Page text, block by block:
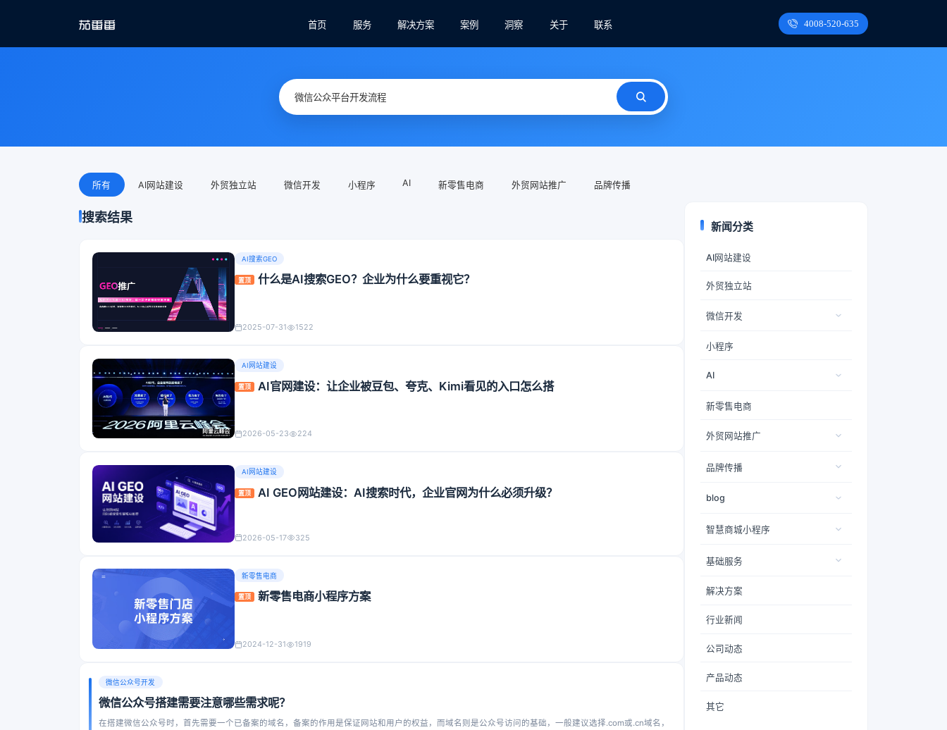
首页 服务 解决方案 案例 洞察 关于 联系 4008-520-635
所有 AI网站建设 外贸独立站 微信开发 小程序 AI 新零售电商 外贸网站推广 品牌传播
搜索结果
AI搜索GEO
置顶 什么是AI搜索GEO？企业为什么要重视它？
2025-07-31 1522
AI网站建设
置顶 AI官网建设：让企业被豆包、夸克、Kimi看见的入口怎么搭
2026-05-23 224
AI网站建设
置顶 AI GEO网站建设：AI搜索时代，企业官网为什么必须升级？
2026-05-17 325
新零售电商
置顶 新零售电商小程序方案
2024-12-31 1919
微信公众号开发
微信公众号搭建需要注意哪些需求呢？
在搭建微信公众号时，首先需要一个已备案的域名，备案的作用是保证网站和用户的权益，而域名则是公众号访问的基础，一般建议选择.com或.cn域名，
新闻分类
AI网站建设
外贸独立站
微信开发
小程序
AI
新零售电商
外贸网站推广
品牌传播
blog
智慧商城小程序
基础服务
解决方案
行业新闻
公司动态
产品动态
其它